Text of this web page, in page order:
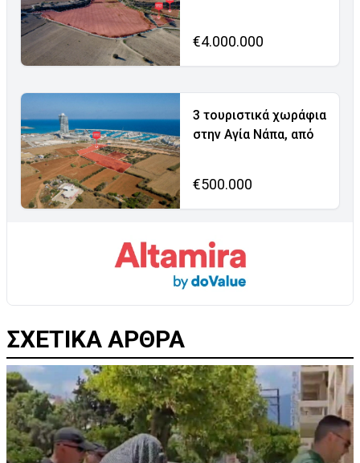
€4.000.000
3 τουριστικά χωράφια
στην Αγία Νάπα, από
€500.000
ΣΧΕΤΙΚΑ ΑΡΘΡΑ